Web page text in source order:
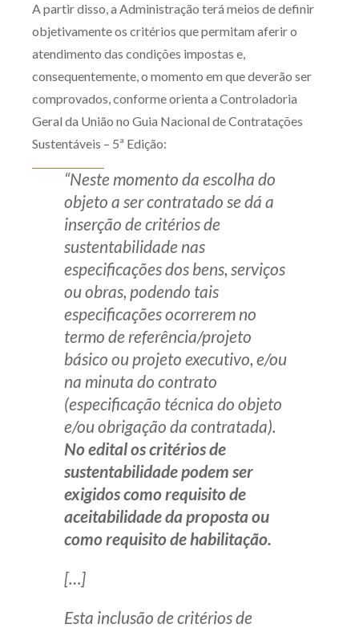
A partir disso, a Administração terá meios de definir
objetivamente os critérios que permitam aferir o
atendimento das condições impostas e,
consequentemente, o momento em que deverão ser
comprovados, conforme orienta a Controladoria
Geral da União no Guia Nacional de Contratações
Sustentáveis – 5ª Edição:
“Neste momento da escolha do
objeto a ser contratado se dá a
inserção de critérios de
sustentabilidade nas
especificações dos bens, serviços
ou obras, podendo tais
especificações ocorrerem no
termo de referência/projeto
básico ou projeto executivo, e/ou
na minuta do contrato
(especificação técnica do objeto
e/ou obrigação da contratada).
No edital os critérios de
sustentabilidade podem ser
exigidos como requisito de
aceitabilidade da proposta ou
como requisito de habilitação.
[…]
Esta inclusão de critérios de